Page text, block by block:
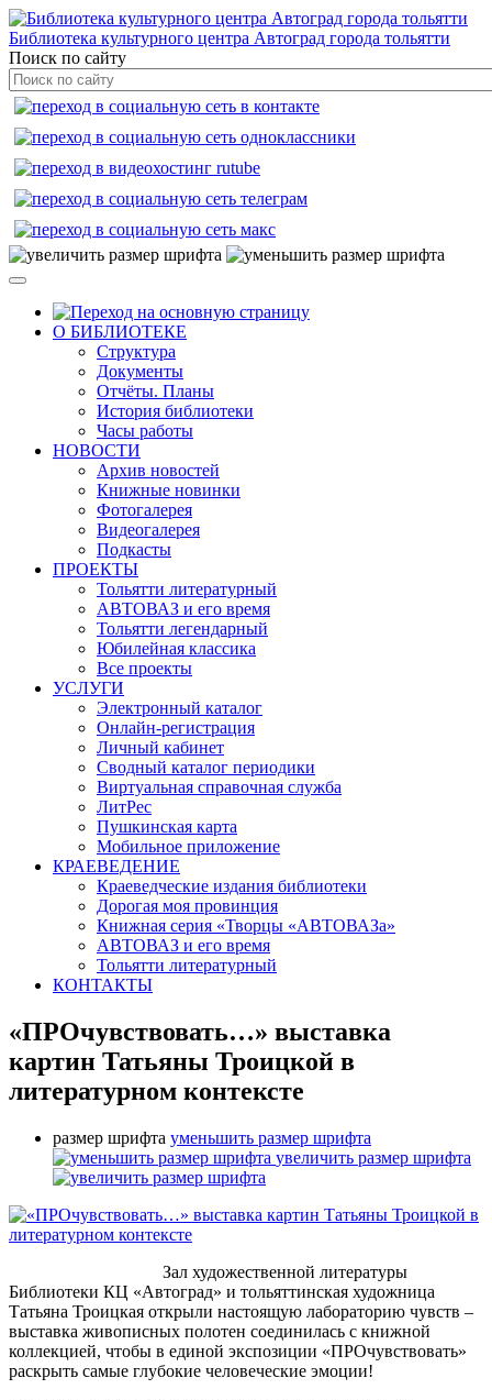
Библиотека культурного центра Автоград города тольятти
Поиск по сайту
О БИБЛИОТЕКЕ
Структура
Документы
Отчёты. Планы
История библиотеки
Часы работы
НОВОСТИ
Архив новостей
Книжные новинки
Фотогалерея
Видеогалерея
Подкасты
ПРОЕКТЫ
Тольятти литературный
АВТОВАЗ и его время
Тольятти легендарный
Юбилейная классика
Все проекты
УСЛУГИ
Электронный каталог
Онлайн-регистрация
Личный кабинет
Сводный каталог периодики
Виртуальная справочная служба
ЛитРес
Пушкинская карта
Мобильное приложение
КРАЕВЕДЕНИЕ
Краеведческие издания библиотеки
Дорогая моя провинция
Книжная серия «Творцы «АВТОВАЗа»
АВТОВАЗ и его время
Тольятти литературный
КОНТАКТЫ
«ПРОчувствовать…» выставка
картин Татьяны Троицкой в
литературном контексте
размер шрифта уменьшить размер шрифта
увеличить размер шрифта
Зал художественной литературы
Библиотеки КЦ «Автоград» и тольяттинская художница
Татьяна Троицкая открыли настоящую лабораторию чувств –
выставка живописных полотен соединилась с книжной
коллекцией, чтобы в единой экспозиции «ПРОчувствовать»
раскрыть самые глубокие человеческие эмоции!